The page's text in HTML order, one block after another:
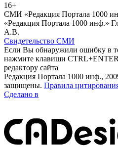
16+
СМИ «Редакция Портала 1000
«Редакция Портала 1000 инф.»
А.В.
Свидетельство СМИ
Если Вы обнаружили ошибку в
нажмите клавиши
редактору сайта
Редакция Портала 1000 инф.,
защищены. Правила
Сделано в